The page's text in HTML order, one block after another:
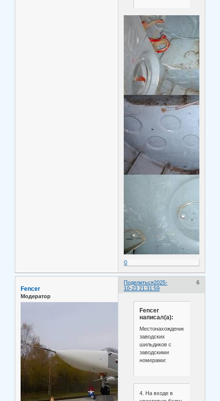
0
Поделиться 6
2025-
10-23 21:31:59
Fencer
Модератор
Fencer
написал(а):
Местонахождение
заводских
шильдиков с
заводскими
номерами:
4. На входе в